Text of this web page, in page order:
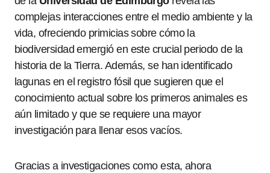
complejas interacciones entre el medio ambiente y la
vida, ofreciendo primicias sobre cómo la
biodiversidad emergió en este crucial periodo de la
historia de la Tierra. Además, se han identificado
lagunas en el registro fósil que sugieren que el
conocimiento actual sobre los primeros animales es
aún limitado y que se requiere una mayor
investigación para llenar esos vacíos.
Gracias a investigaciones como esta, ahora